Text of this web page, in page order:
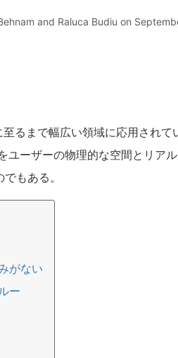
and Raluca Budiu on
至るまで幅広い領域に応用され
ユーザーの物理的な空間とリア
もある。
がない
ー